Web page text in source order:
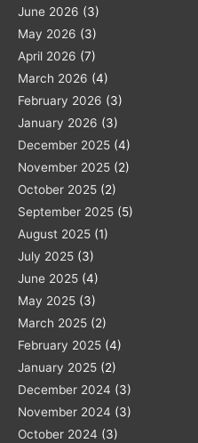
June 2026 (3)
May 2026 (3)
April 2026 (7)
March 2026 (4)
February 2026 (3)
January 2026 (3)
December 2025 (4)
November 2025 (2)
October 2025 (2)
September 2025 (5)
August 2025 (1)
July 2025 (3)
June 2025 (4)
May 2025 (3)
March 2025 (2)
February 2025 (4)
January 2025 (2)
December 2024 (3)
November 2024 (3)
October 2024 (3)